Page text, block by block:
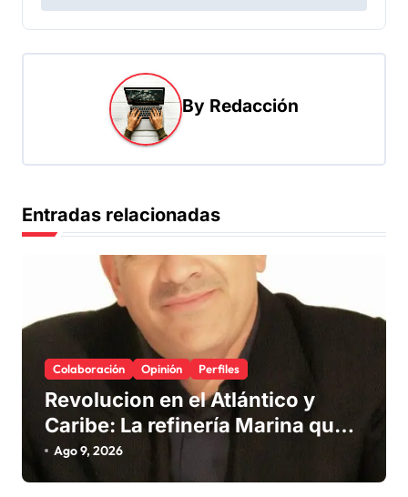
g
a
n
e
t
a
d
a
By Redacción
Entradas relacionadas
Colaboración Opinión Perfiles
Revolucion en el Atlántico y
Caribe: La refinería Marina que
promete salvar nuestras playas
Ago 9, 2026